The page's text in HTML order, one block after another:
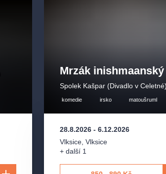
Mrzák inishmaanský
Spolek Kašpar (Divadlo v
komedie irsko matoušruml
28.8.2026- 6.12.2026
Vlksice, Vlksice
+ další 1